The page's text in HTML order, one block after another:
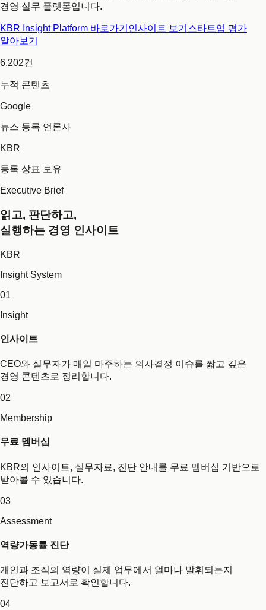
경영 실무 플랫폼입니다.
KBR Insight Platform 바로가기 인사이트 보기 스타트업 평가
알아보기
6,202건
누적 콘텐츠
Google
뉴스 등록 언론사
KBR
등록 상표 보유
Executive Brief
읽고, 판단하고,
실행하는 경영 인사이트
KBR
Insight System
01
Insight
인사이트
CEO와 실무자가 매일 마주하는 의사결정 이슈를 짧고 깊은
경영 콘텐츠로 정리합니다.
02
Membership
무료 멤버십
KBR의 인사이트, 실무자료, 진단 안내를 무료 멤버십 기반으로
받아볼 수 있습니다.
03
Assessment
역량가동률 진단
개인과 조직의 역량이 실제 업무에서 얼마나 발휘되는지
진단하고 보고서로 확인합니다.
04